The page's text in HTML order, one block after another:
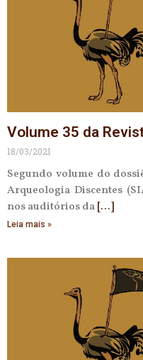
Volume 35 da
18/03/2021
Segundo volume do
Arqueologia Discentes
nos auditórios da
Leia mais »